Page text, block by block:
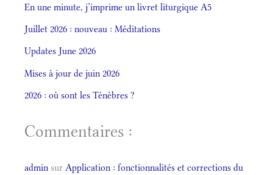
En une minute, j’imprime un livret liturgique A5
Juillet 2026 : nouveau : Méditations
Updates June 2026
Mises à jour de juin 2026
2026 : où sont les Ténèbres ?
Commentaires :
admin sur Application : fonctionnalités et corrections du